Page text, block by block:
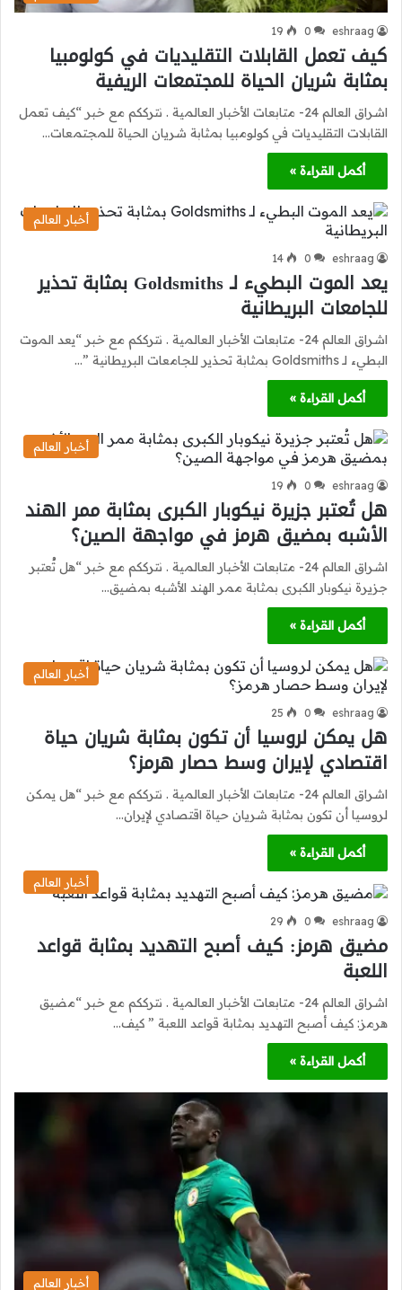
eshraag
0
19
كيف تعمل القابلات التقليديات في كولومبيا
بمثابة شريان الحياة للمجتمعات الريفية
اشراق العالم 24- متابعات الأخبار العالمية . نترككم مع خبر “كيف تعمل
القابلات التقليديات في كولومبيا بمثابة شريان الحياة للمجتمعات…
أكمل القراءة »
أخبار العالم
eshraag
0
14
يعد الموت البطيء لـ Goldsmiths بمثابة تحذير
للجامعات البريطانية
اشراق العالم 24- متابعات الأخبار العالمية . نترككم مع خبر “يعد الموت
البطيء لـ Goldsmiths بمثابة تحذير للجامعات البريطانية ”…
أكمل القراءة »
أخبار العالم
eshraag
0
19
هل تُعتبر جزيرة نيكوبار الكبرى بمثابة ممر الهند
الأشبه بمضيق هرمز في مواجهة الصين؟
اشراق العالم 24- متابعات الأخبار العالمية . نترككم مع خبر “هل تُعتبر
جزيرة نيكوبار الكبرى بمثابة ممر الهند الأشبه بمضيق…
أكمل القراءة »
أخبار العالم
eshraag
0
25
هل يمكن لروسيا أن تكون بمثابة شريان حياة
اقتصادي لإيران وسط حصار هرمز؟
اشراق العالم 24- متابعات الأخبار العالمية . نترككم مع خبر “هل يمكن
لروسيا أن تكون بمثابة شريان حياة اقتصادي لإيران…
أكمل القراءة »
أخبار العالم
eshraag
0
29
مضيق هرمز: كيف أصبح التهديد بمثابة قواعد
اللعبة
اشراق العالم 24- متابعات الأخبار العالمية . نترككم مع خبر “مضيق
هرمز: كيف أصبح التهديد بمثابة قواعد اللعبة ” كيف…
أكمل القراءة »
أخبار العالم